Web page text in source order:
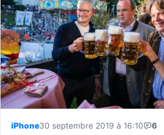
iPhone30 septembre 2019 à 16:10 6